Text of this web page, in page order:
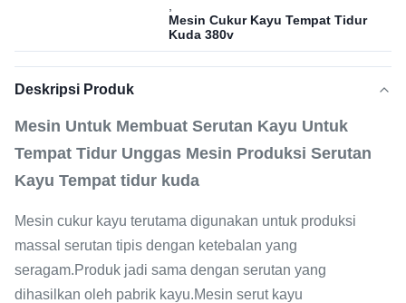
Mesin Cukur Kayu Tempat Tidur
Kuda 380v
Deskripsi Produk
Mesin Untuk Membuat Serutan Kayu Untuk
Tempat Tidur Unggas Mesin Produksi Serutan
Kayu Tempat tidur kuda
Mesin cukur kayu terutama digunakan untuk produksi
massal serutan tipis dengan ketebalan yang
seragam.Produk jadi sama dengan serutan yang
dihasilkan oleh pabrik kayu.Mesin serut kayu